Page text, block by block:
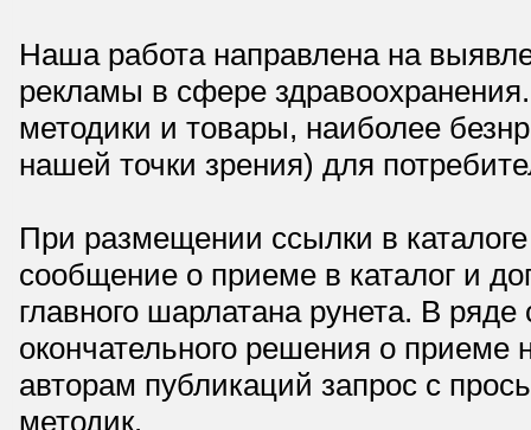
Наша работа направлена на
рекламы в сфере
методики и товары, наиболее
нашей точки зрения) для
При размещении ссылки в
сообщение о приеме в каталог и
главного шарлатана рунета. В
окончательного решения о приеме
авторам публикаций запрос с
методик.